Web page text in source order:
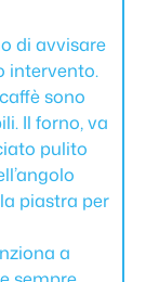
di avvisare
intervento.
sono
Il forno, va
pulito
piastra per
a